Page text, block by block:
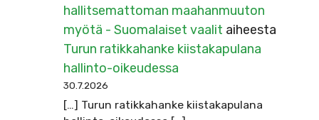
hallitsemattoman maahanmuuton
myötä - Suomalaiset vaalit aiheesta
Turun ratikkahanke kiistakapulana
hallinto-oikeudessa
30.7.2026
[…] Turun ratikkahanke kiistakapulana